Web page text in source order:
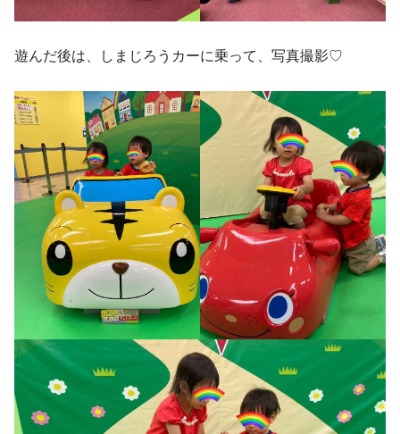
遊んだ後は、しまじろうカーに乗って、写真撮影♡